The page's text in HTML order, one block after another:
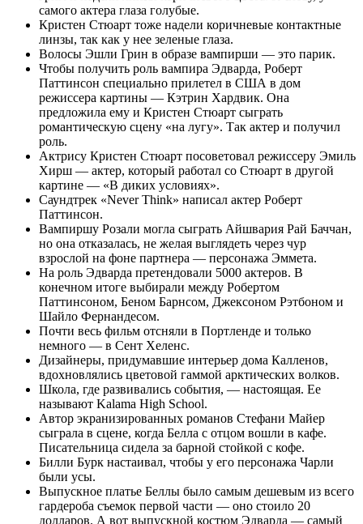
самого актера глаза голубые.
Кристен Стюарт тоже надели коричневые контактные
линзы, так как у нее зеленые глаза.
Волосы Эшли Грин в образе вампирши — это парик.
Чтобы получить роль вампира Эдварда, Роберт
Паттинсон специально прилетел в США в дом
режиссера картины — Кэтрин Хардвик. Она
предложила ему и Кристен Стюарт сыграть
романтическую сцену «на лугу». Так актер и получил
роль.
Актрису Кристен Стюарт посоветовал режиссеру Эмиль
Хирш — актер, который работал со Стюарт в другой
картине — «В диких условиях».
Саундтрек «Never Think» написал актер Роберт
Паттинсон.
Вампиршу Розали могла сыграть Айшвария Рай Баччан,
но она отказалась, не желая выглядеть через чур
взрослой на фоне партнера — персонажа Эммета.
На роль Эдварда претендовали 5000 актеров. В
конечном итоге выбирали между Робертом
Паттинсоном, Беном Барнсом, Джексоном Рэтбоном и
Шайло Фернандесом.
Почти весь фильм отсняли в Портленде и только
немного — в Сент Хеленс.
Дизайнеры, придумавшие интерьер дома Калленов,
вдохновлялись цветовой гаммой арктических волков.
Школа, где развивались события, — настоящая. Ее
называют Kalama High School.
Автор экранизированных романов Стефани Майер
сыграла в сцене, когда Белла с отцом вошли в кафе.
Писательница сидела за барной стойкой с кофе.
Билли Бурк настаивал, чтобы у его персонажа Чарли
были усы.
Выпускное платье Беллы было самым дешевым из всего
гардероба съемок первой части — оно стоило 20
долларов. А вот выпускной костюм Эдварда — самый